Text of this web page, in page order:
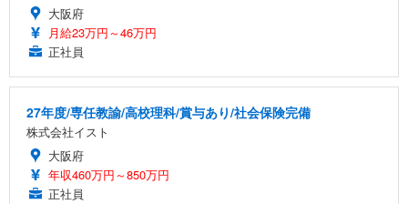
大阪府
月給23万円～46万円
正社員
27年度/専任教諭/高校理科/賞与あり/社会保険完備
株式会社イスト
大阪府
年収460万円～850万円
正社員